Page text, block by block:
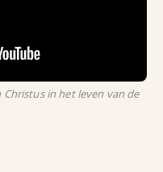
in het leven van de